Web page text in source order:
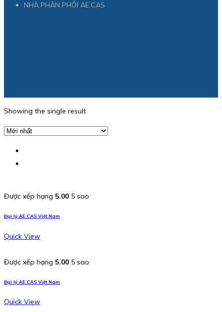
NHÀ PHÂN PHỐI AE.CAS
Showing the single result
Được xếp hạng 5.00 5 sao
Đại lý AE.CAS Việt Nam
Quick View
Được xếp hạng 5.00 5 sao
Đại lý AE.CAS Việt Nam
Quick View